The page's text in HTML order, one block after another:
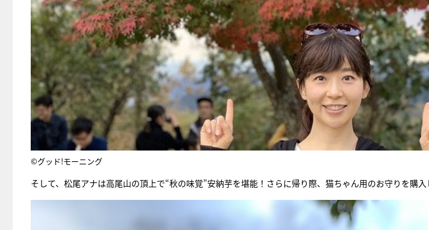
©グッド!モーニング
そして、松尾アナは高尾山の頂上で“秋の味覚”安納芋を堪能！さらに帰り際、猫ちゃん用のお守りを購入